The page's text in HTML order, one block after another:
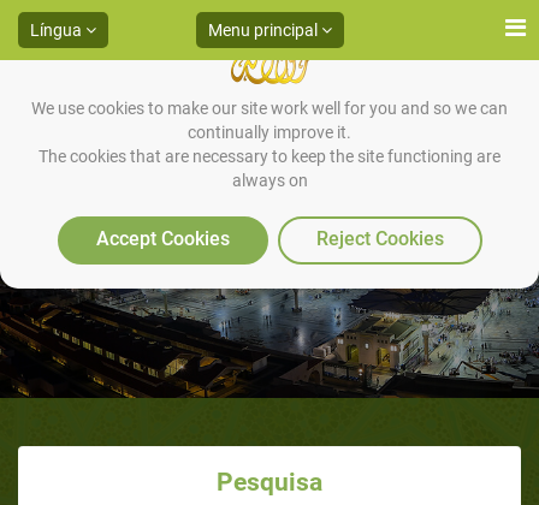
We use cookies to make our site work well for you and so we can
continually improve it.
The cookies that are necessary to keep the site functioning are
always on
Accept Cookies Reject Cookies
Língua Menu principal
Justin L. Peyton, ex-cristão, EUA
Pesquisa